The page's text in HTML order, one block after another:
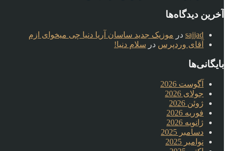
آخرین دیدگاه‌ها
sajjad در موزیک جدید ساسان آریا دنیا چی میخوای ازم
آقای وردپرس در سلام دنیا!
بایگانی‌ها
آگوست 2026
جولای 2026
ژوئن 2026
فوریه 2026
ژانویه 2026
دسامبر 2025
نوامبر 2025